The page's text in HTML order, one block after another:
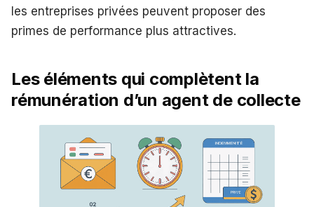
les entreprises privées peuvent proposer des
primes de performance plus attractives.
Les éléments qui complètent la
rémunération d’un agent de collecte